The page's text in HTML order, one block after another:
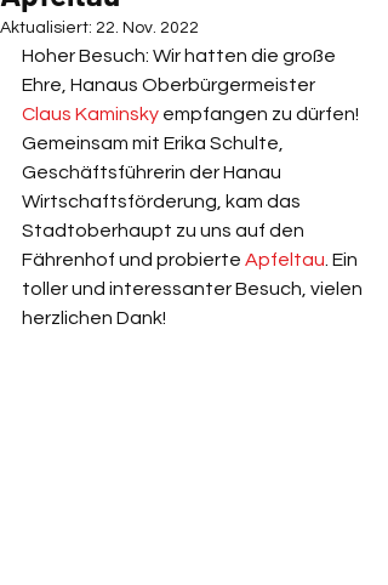
Aktualisiert: 22. Nov. 2022
Hoher Besuch: Wir hatten die große
Ehre, Hanaus Oberbürgermeister
Claus Kaminsky empfangen zu dürfen!
Gemeinsam mit Erika Schulte,
Geschäftsführerin der Hanau
Wirtschaftsförderung, kam das
Stadtoberhaupt zu uns auf den
Fährenhof und probierte Apfeltau . Ein
toller und interessanter Besuch, vielen
herzlichen Dank!